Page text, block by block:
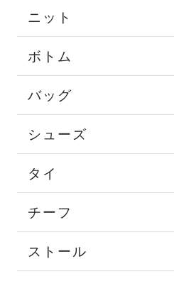
ニット
ボトム
バッグ
シューズ
タイ
チーフ
ストール